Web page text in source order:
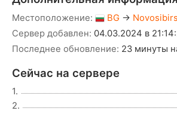
Местоположение: BG →
Сервер добавлен: 04.03.2024 в
Последнее обновление: 23 минуты
Сейчас на сервере
1.
2.